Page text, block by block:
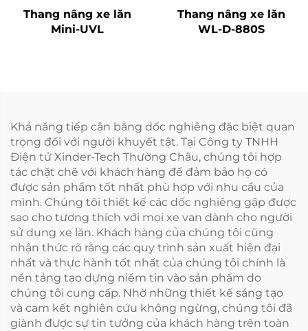
Thang nâng xe lăn
Mini-UVL
Thang nâng xe lăn
WL-D-880S
Khả năng tiếp cận bằng dốc nghiêng đặc biệt quan
trọng đối với người khuyết tật. Tại Công ty TNHH
Điện tử Xinder-Tech Thường Châu, chúng tôi hợp
tác chặt chẽ với khách hàng để đảm bảo họ có
được sản phẩm tốt nhất phù hợp với nhu cầu của
mình. Chúng tôi thiết kế các dốc nghiêng gập được
sao cho tương thích với mọi xe van dành cho người
sử dụng xe lăn. Khách hàng của chúng tôi cũng
nhận thức rõ rằng các quy trình sản xuất hiện đại
nhất và thực hành tốt nhất của chúng tôi chính là
nền tảng tạo dựng niềm tin vào sản phẩm do
chúng tôi cung cấp. Nhờ những thiết kế sáng tạo
và cam kết nghiên cứu không ngừng, chúng tôi đã
giành được sự tin tưởng của khách hàng trên toàn